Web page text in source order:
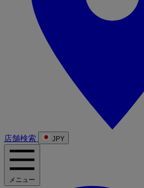
店舗検索 JPY
メニュー